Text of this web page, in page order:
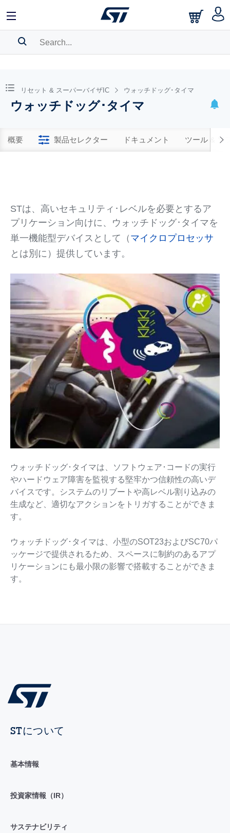
BOOKMARK
Pleaselog into show your saved searches.
リセット & スーパーバイザIC ウォッチドッグ･タイマ
ウォッチドッグ･タイマ
概要 製品セレクター ドキュメント ツール & ソ
STは、高いセキュリティ･レベルを必要とするア
プリケーション向けに、ウォッチドッグ･タイマを
単一機能型デバイスとして（ マイクロプロセッサ
とは別に）提供しています。
ウォッチドッグ･タイマは、ソフトウェア･コードの実行
やハードウェア障害を監視する堅牢かつ信頼性の高いデ
バイスです。システムのリブートや高レベル割り込みの
生成など、適切なアクションをトリガすることができま
す。
ウォッチドッグ･タイマは、小型のSOT23およびSC70パ
ッケージで提供されるため、スペースに制約のあるアプ
リケーションにも最小限の影響で搭載することができま
す。
STについて
基本情報
投資家情報（IR）
サステナビリティ